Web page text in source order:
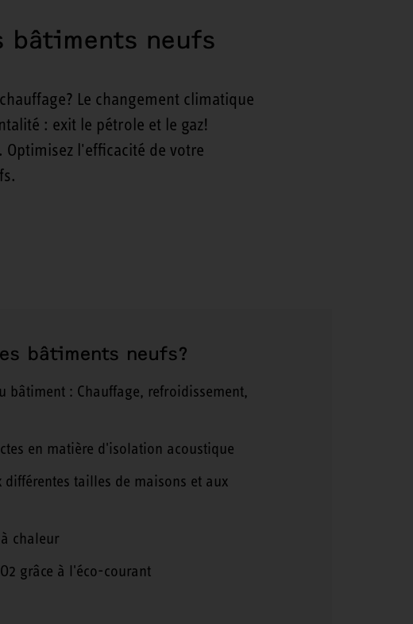
bâtiments neufs
Le changement climatique
: exit le pétrole et le gaz!
l'efficacité de votre
bâtiments neufs?
bâtiment : Chauffage, refroidissement,
en matière d'isolation acoustique
tailles de maisons et aux
chaleur
grâce à l'éco-courant